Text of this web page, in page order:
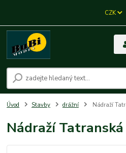
CZK
Úvod Stavby drážní Nádraží
Nádraží